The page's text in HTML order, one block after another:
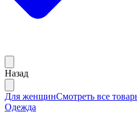
Назад
Для женщинСмотреть все
Одежда